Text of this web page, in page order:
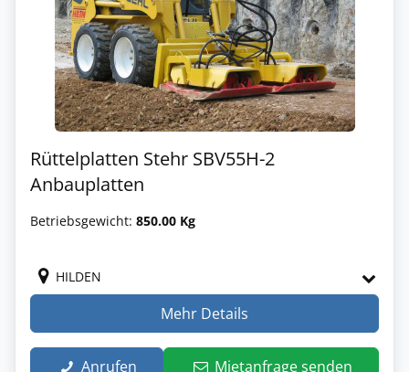
Rüttelplatten Stehr SBV55H-2
Anbauplatten
Betriebsgewicht: 850.00 Kg
HILDEN
Mehr Details
Anrufen Mietanfrage senden